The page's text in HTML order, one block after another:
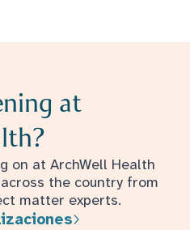
at
on at ArchWell Health
the country from
matter experts.